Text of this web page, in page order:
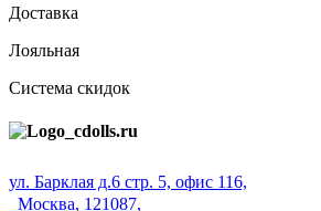
Доставка
Лояльная
Система скидок
ул. Барклая д.6 стр. 5, офис 116,
Москва, 121087,